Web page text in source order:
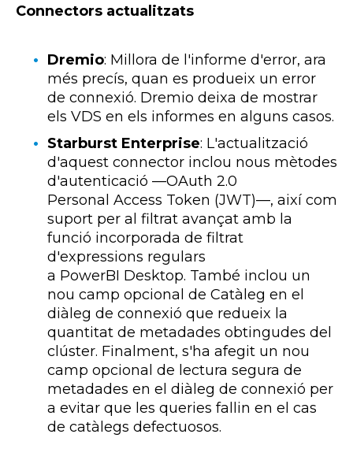
Connectors actualitzats
Dremio: Millora de l'informe d'error, ara
més precís, quan es produeix un error
de connexió. Dremio deixa de mostrar
els VDS en els informes en alguns casos.
Starburst Enterprise: L'actualització
d'aquest connector inclou nous mètodes
d'autenticació —OAuth 2.0
Personal Access Token (JWT)—, així com
suport per al filtrat avançat amb la
funció incorporada de filtrat
d'expressions regulars
a PowerBI Desktop. També inclou un
nou camp opcional de Catàleg en el
diàleg de connexió que redueix la
quantitat de metadades obtingudes del
clúster. Finalment, s'ha afegit un nou
camp opcional de lectura segura de
metadades en el diàleg de connexió per
a evitar que les queries fallin en el cas
de catàlegs defectuosos.